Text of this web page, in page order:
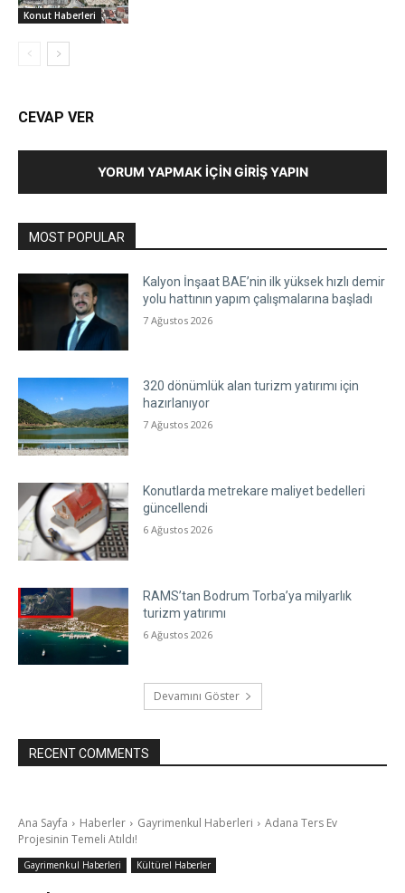
Konut Haberleri
CEVAP VER
YORUM YAPMAK İÇIN GIRIŞ YAPIN
MOST POPULAR
Kalyon İnşaat BAE’nin ilk yüksek hızlı demir
yolu hattının yapım çalışmalarına başladı
7 Ağustos 2026
320 dönümlük alan turizm yatırımı için
hazırlanıyor
7 Ağustos 2026
Konutlarda metrekare maliyet bedelleri
güncellendi
6 Ağustos 2026
RAMS’tan Bodrum Torba’ya milyarlık
turizm yatırımı
6 Ağustos 2026
Devamını Göster
RECENT COMMENTS